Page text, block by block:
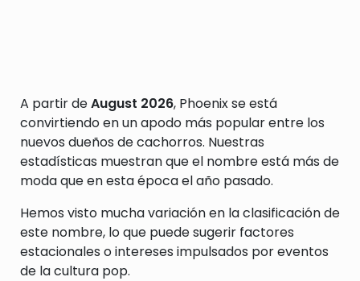
A partir deAugust 2026, Phoenix se está
convirtiendo en un apodo más popular entre los
nuevos dueños de cachorros. Nuestras
estadísticas muestran que el nombre está más de
moda que en esta época el año pasado.
Hemos visto mucha variación en la clasificación de
este nombre, lo que puede sugerir factores
estacionales o intereses impulsados por eventos
de la cultura pop.